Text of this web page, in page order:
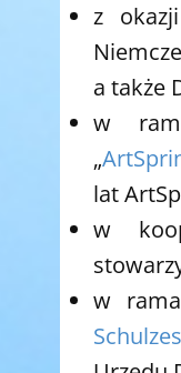
z
a także
w
„
lat
w
w